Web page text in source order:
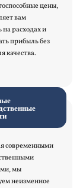
цены,
вам
на расходах и
прибыль без
качества.
современными
мы
неизменное